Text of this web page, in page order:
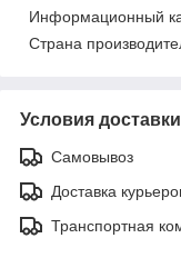
Информационный
Страна
Условия доставки
Самовывоз
Доставка
Транспортная